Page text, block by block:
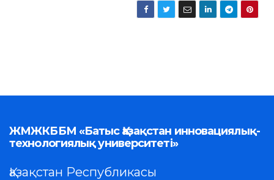
ЖМЖКББМ «Батыс Қазақстан инновациялық-
технологиялық университеті»
Қазақстан Республикасы